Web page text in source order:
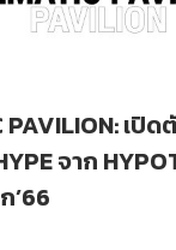
PAVILION: เปิด
จาก
’66